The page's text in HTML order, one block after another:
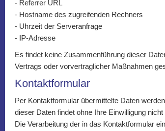
- Referrer URL
- Hostname des zugreifenden Rechners
- Uhrzeit der Serveranfrage
- IP-Adresse
Es findet keine Zusammenführung dieser
Vertrags oder vorvertraglicher Maßnahmen
Kontaktformular
Per Kontaktformular übermittelte Daten
dieser Daten findet ohne Ihre Einwilligung nicht
Die Verarbeitung der in das Kontaktformular